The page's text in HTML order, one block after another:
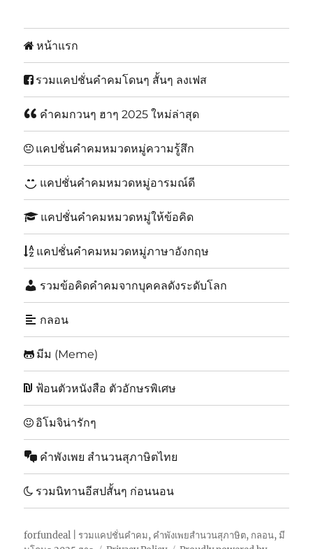
หน้าแรก
รวมแคปชั่นคำคมโดนๆ สั้นๆ ลงเฟส
คำคมกวนๆ ฮาๆ 2025 ใหม่ล่าสุด
แคปชั่นคำคมหมวดหมู่ความรู้สึก
แคปชั่นคำคมหมวดหมู่อารมณ์ดี
แคปชั่นคำคมหมวดหมู่ให้ข้อคิด
แคปชั่นคำคมหมวดหมู่ภาษาอังกฤษ
รวมข้อคิดคำคมจากบุคคลดังระดับโลก
กลอน
มีม (Meme)
ฟ้อนตัวหนังสือ ตัวอักษรพิเศษ
อิโมจิน่ารักๆ
คำพังเพย สำนวนสุภาษิตไทย
รวมนิทานอีสปสั้นๆ ก่อนนอน
forfundeal | รวมแคปชั่นคำคม, คำพังเพยสำนวนสุภาษิต, กลอน, มี